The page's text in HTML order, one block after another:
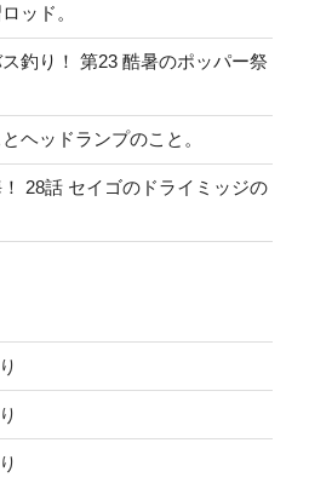
ッド。
釣り！ 第23 酷暑のポッパー祭
ヘッドランプのこと。
28話 セイゴのドライミッジの